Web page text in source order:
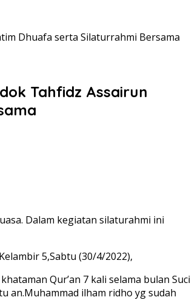
Dhuafa serta Silaturrahmi Bersama
Tahfidz Assairun
Dalam kegiatan silaturahmi ini
5,Sabtu (30/4/2022),
Qur’an 7 kali selama bulan Suci
an.Muhammad ilham ridho yg sudah